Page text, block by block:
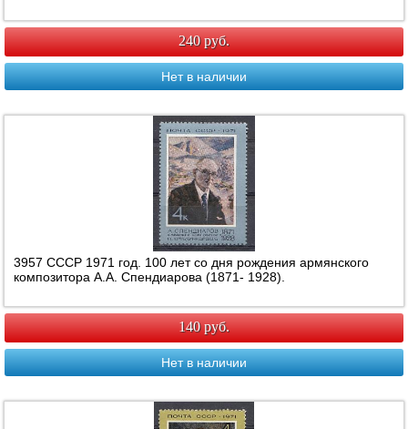
240 руб.
Нет в наличии
3957 СССР 1971 год. 100 лет со дня рождения армянского
композитора А.А. Спендиарова (1871- 1928).
140 руб.
Нет в наличии